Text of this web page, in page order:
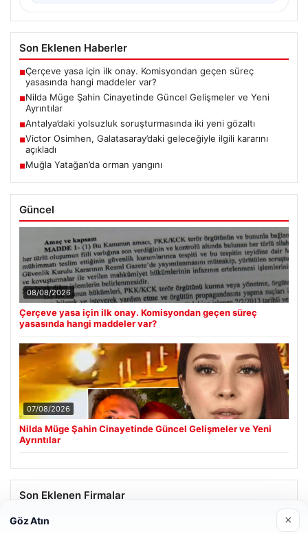
Son Eklenen Haberler
■Çerçeve yasa için ilk onay. Komisyondan geçen süreç
yasasında hangi maddeler var?
■Nilda Müge Şahin Cinayetinde Güncel Gelişmeler ve Yeni
Ayrıntılar
■Antalya’daki yolsuzluk soruşturmasında iki yeni gözaltı
■Victor Osimhen, Galatasaray’daki geleceğiyle ilgili kararını
açıkladı
■Muğla Yatağan’da orman yangını
Güncel
08/08/2026
Çerçeve yasa için ilk onay. Komisyondan geçen süreç
yasasında hangi maddeler var?
07/08/2026
Nilda Müge Şahin Cinayetinde Güncel Gelişmeler ve Yeni
Ayrıntılar
Son Eklenen Firmalar
Enes Kaplan Avukatlık Bürosu
Göz Atın ×